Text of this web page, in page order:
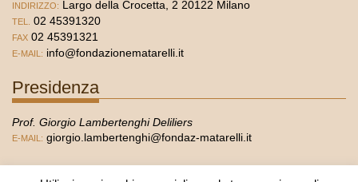
INDIRIZZO: Largo della Crocetta, 2 20122 Milano
TEL. 02 45391320
FAX 02 45391321
E-MAIL: info@fondazionematarelli.it
Presidenza
Prof. Giorgio Lambertenghi Deliliers
E-MAIL: giorgio.lambertenghi@fondaz-matarelli.it
Segreteria